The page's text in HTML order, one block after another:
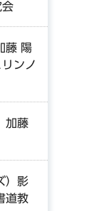
藤 陽
ンノ
加藤
）影
道教